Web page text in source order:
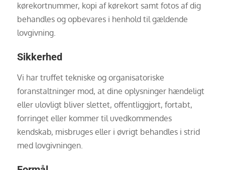
kørekortnummer, kopi af kørekort samt fotos af dig
behandles og opbevares i henhold til gældende
lovgivning.
Sikkerhed
Vi har truffet tekniske og organisatoriske
foranstaltninger mod, at dine oplysninger hændeligt
eller ulovligt bliver slettet, offentliggjort, fortabt,
forringet eller kommer til uvedkommendes
kendskab, misbruges eller i øvrigt behandles i strid
med lovgivningen.